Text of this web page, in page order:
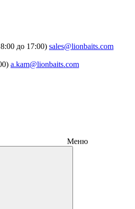
до 17:00) sales@lionbaits.com
a.kam@lionbaits.com
Меню